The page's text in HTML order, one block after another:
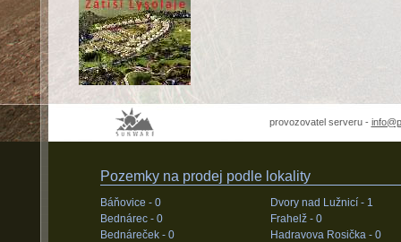
provozovatel serveru -
Pozemky na prodej podle lokality
Báňovice - 0
Bednárec - 0
Bednáreček - 0
Dvory nad Lužnicí - 1
Frahelž - 0
Hadravova Rosička - 0